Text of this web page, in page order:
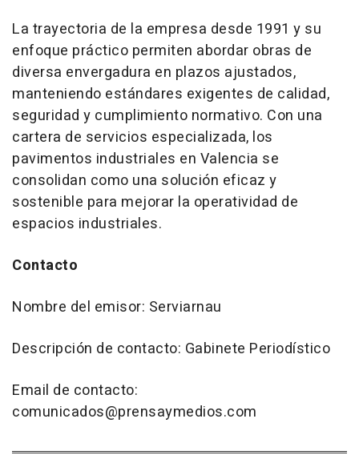
La trayectoria de la empresa desde 1991 y su
enfoque práctico permiten abordar obras de
diversa envergadura en plazos ajustados,
manteniendo estándares exigentes de calidad,
seguridad y cumplimiento normativo. Con una
cartera de servicios especializada, los
pavimentos industriales en Valencia se
consolidan como una solución eficaz y
sostenible para mejorar la operatividad de
espacios industriales.
Contacto
Nombre del emisor: Serviarnau
Descripción de contacto: Gabinete Periodístico
Email de contacto:
comunicados@prensaymedios.com